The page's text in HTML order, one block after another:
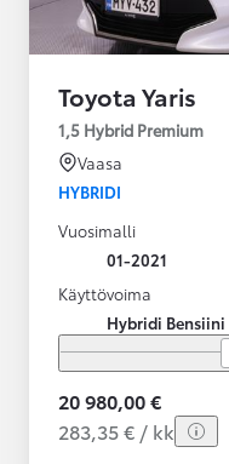
Toyota Yaris
1,5 Hybrid Premium
Vaasa
HYBRIDI
Vuosimalli
01-2021
Käyttövoima
Hybridi Bensiini
20 980,00 €
283,35 € / kk